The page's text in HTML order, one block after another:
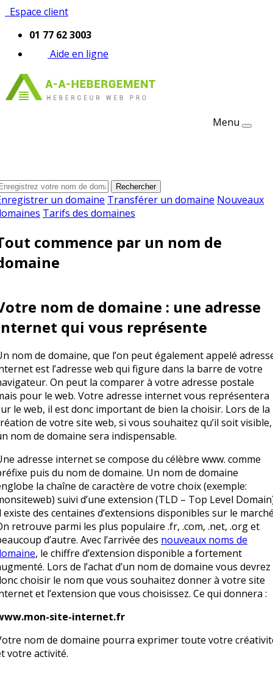
Espace client
01 77 62 3003
Aide en ligne
Menu
un domaine Transférer un domaine Nouveaux
Tarifs des domaines
commence par un nom de
nom de domaine : une adresse
qui vous représente
nom de domaine, que l’on peut également appelé
est l’adresse web qui figure dans la barre de votre
On peut la comparer à votre adresse postale
pour le web. Votre adresse internet vous représentera
le web, il est donc important de bien la choisir. Lors de la
de votre site web, si vous souhaitez qu’il soit visible,
nom de domaine sera indispensable.
adresse internet se compose du célèbre www. comme
puis du nom de domaine. Un nom de domaine
la chaîne de caractère de votre choix (exemple:
suivi d’une extension (TLD – Top Level
existe des centaines d’extensions disponibles sur le
retrouve parmi les plus populaire .fr, .com, .net, .org et
d’autre. Avec l’arrivée des nouveaux noms de
, le chiffre d’extension disponible a fortement
Lors de l’achat d’un nom de domaine vous devrez
choisir le nom que vous souhaitez donner à votre site
et l’extension que vous choisissez. Ce qui donnera :
site-internet.fr
nom de domaine pourra exprimer toute votre
votre activité.